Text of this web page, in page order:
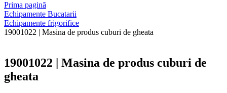
Prima pagină
Echipamente Bucatarii
Echipamente frigorifice
19001022 | Masina de produs cuburi de gheata
19001022 | Masina de produs cuburi de
gheata